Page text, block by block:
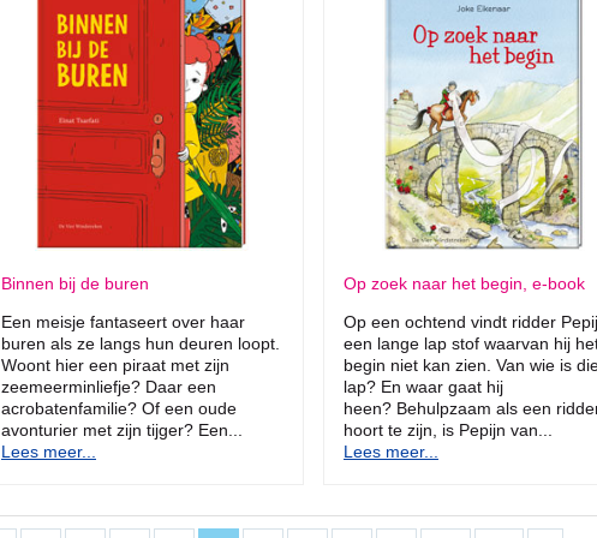
Binnen bij de buren
Een meisje fantaseert over haar
buren als ze langs hun deuren loopt.
Woont hier een piraat met zijn
zeemeerminliefje? Daar een
acrobatenfamilie? Of een oude
avonturier met zijn tijger? Een...
Lees meer...
Op zoek naar het begin, e-book
Op een ochtend vindt ridder
een lange lap stof waarvan hij
begin niet kan zien. Van wie is
lap? En waar gaat hij
heen? Behulpzaam als een
hoort te zijn, is Pepijn van...
Lees meer...